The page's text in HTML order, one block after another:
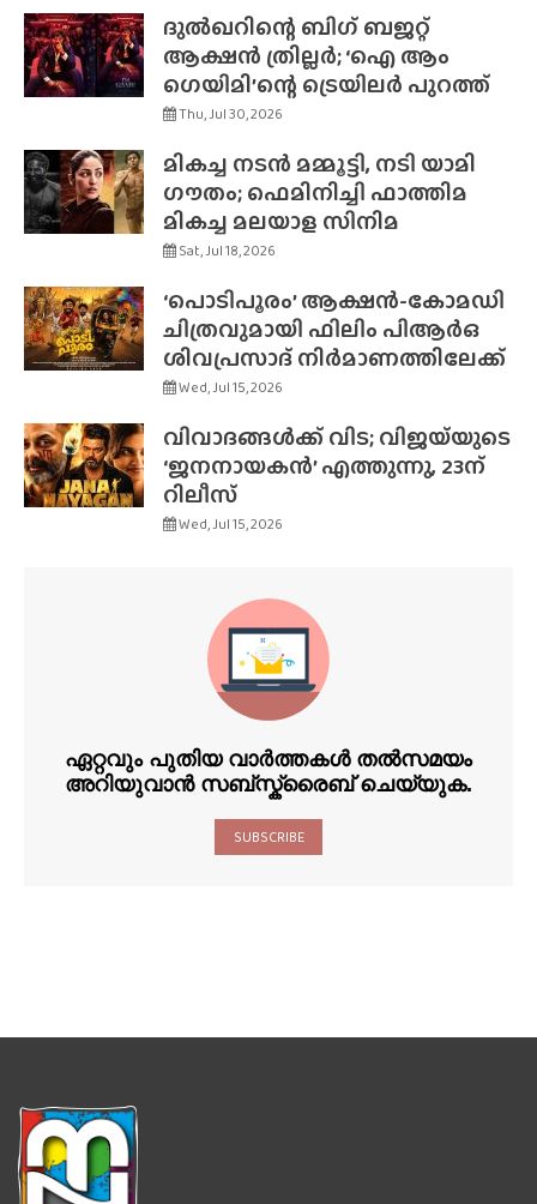
ദുൽഖറിന്റെ ബിഗ് ബജറ്റ്
ആക്ഷൻ ത്രില്ലർ; ‘ഐ ആം
ഗെയിമി’ന്റെ ട്രെയിലർ പുറത്ത്
Thu, Jul 30, 2026
മികച്ച നടൻ മമ്മൂട്ടി, നടി യാമി
ഗൗതം; ഫെമിനിച്ചി ഫാത്തിമ
മികച്ച മലയാള സിനിമ
Sat, Jul 18, 2026
‘പൊടിപൂരം’ ആക്ഷൻ-കോമഡി
ചിത്രവുമായി ഫിലിം പിആർഒ
ശിവപ്രസാദ് നിർമാണത്തിലേക്ക്
Wed, Jul 15, 2026
വിവാദങ്ങൾക്ക് വിട; വിജയ്‌യുടെ
‘ജനനായകൻ’ എത്തുന്നു, 23ന്
റിലീസ്
Wed, Jul 15, 2026
ഏറ്റവും പുതിയ വാർത്തകൾ തൽസമയം
അറിയുവാൻ സബ്സ്ക്രൈബ് ചെയ്യുക.
SUBSCRIBE